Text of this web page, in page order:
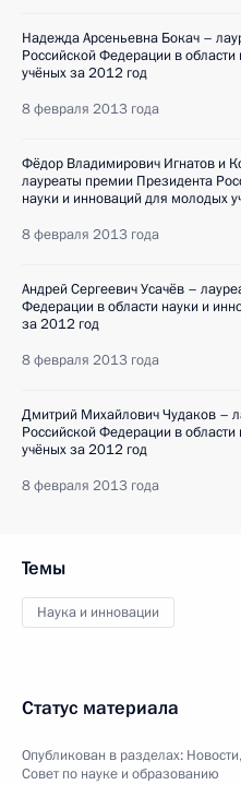
Надежда Арсеньевна Бокач –
Российской Федерации в
учёных за 2012 год
8 февраля 2013 года
Фёдор Владимирович Игнатов и
лауреаты премии Президента
науки и инноваций для молодых
8 февраля 2013 года
Андрей Сергеевич Усачёв –
Федерации в области науки и
за 2012 год
8 февраля 2013 года
Дмитрий Михайлович Чудаков –
Российской Федерации в
учёных за 2012 год
8 февраля 2013 года
Темы
Наука и инновации
Статус материала
Опубликован в разделах: Новости,
Совет по науке и образованию